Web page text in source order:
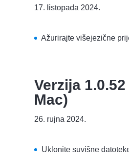
17. listopada 2024.
Ažurirajte višejezične
Verzija 1.0.52
Mac)
26. rujna 2024.
Uklonite suvišne